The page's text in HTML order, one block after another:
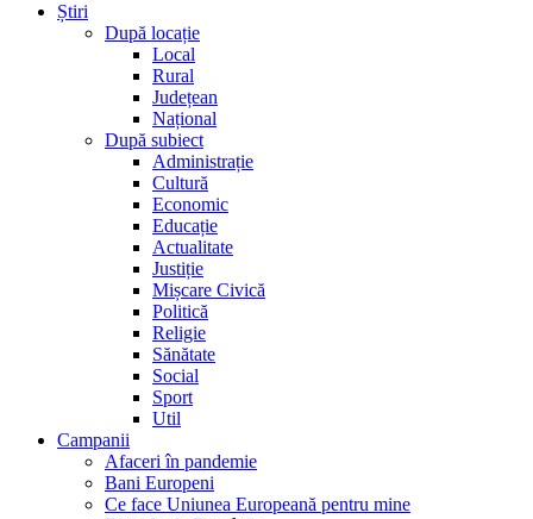
Știri
După locație
Local
Rural
Județean
Național
După subiect
Administrație
Cultură
Economic
Educație
Actualitate
Justiție
Mișcare Civică
Politică
Religie
Sănătate
Social
Sport
Util
Campanii
Afaceri în pandemie
Bani Europeni
Ce face Uniunea Europeană pentru mine